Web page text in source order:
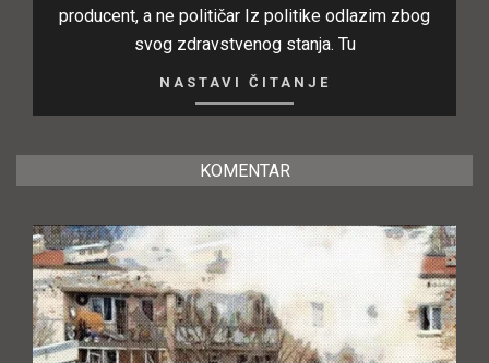
producent, a ne političar Iz politike odlazim zbog
svog zdravstvenog stanja. Tu
NASTAVI ČITANJE
KOMENTAR